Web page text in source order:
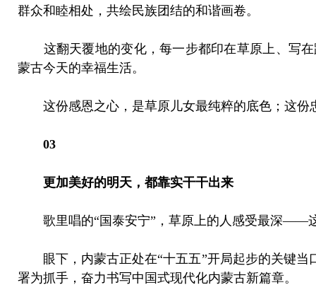
群众和睦相处，共绘民族团结的和谐画卷。
这翻天覆地的变化，每一步都印在草原上、写
蒙古今天的幸福生活。
这份感恩之心，是草原儿女最纯粹的底色；这
03
更加美好的明天，都靠实干干出来
歌里唱的“国泰安宁”，草原上的人感受最深——
眼下，内蒙古正处在“十五五”开局起步的关键
署为抓手，奋力书写中国式现代化内蒙古新篇章。